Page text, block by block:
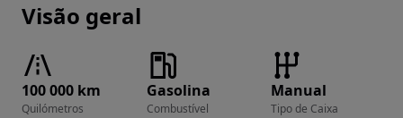
Visão geral
100 000 km
Quilómetros
Gasolina
Combustível
Manual
Tipo de Caixa